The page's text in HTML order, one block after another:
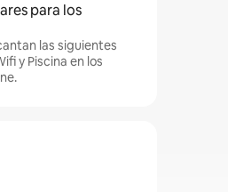
para los
las siguientes
y Piscina en los